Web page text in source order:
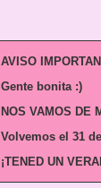
AVISO
Gente bonita :)
NOS VAMOS DE
Volvemos el 31
¡TENED UN